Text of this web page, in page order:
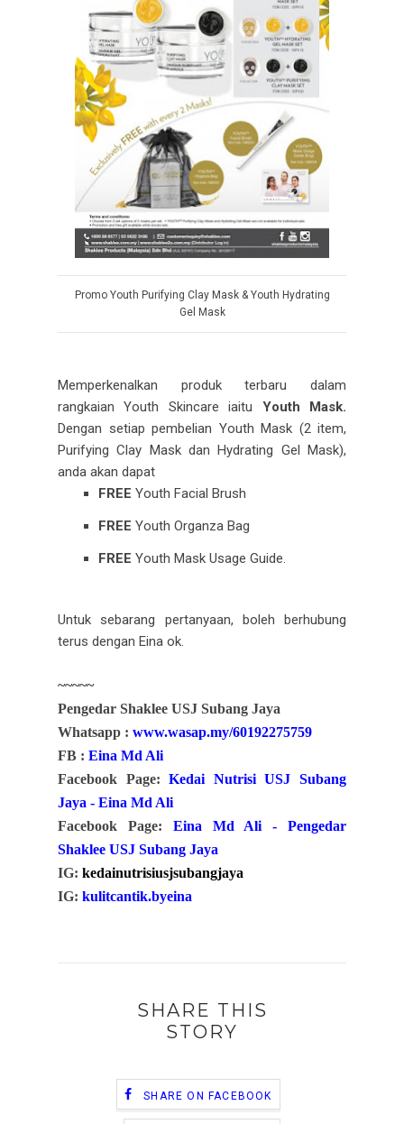
Promo Youth Purifying Clay Mask & Youth Hydrating
Gel Mask
Memperkenalkan produk terbaru dalam
rangkaian Youth Skincare iaitu Youth Mask.
Dengan setiap pembelian Youth Mask (2 item,
Purifying Clay Mask dan Hydrating Gel Mask),
anda akan dapat
FREE Youth Facial Brush
FREE Youth Organza Bag
FREE Youth Mask Usage Guide.
Untuk sebarang pertanyaan, boleh berhubung
terus dengan Eina ok.
~~~~~
Pengedar Shaklee USJ Subang Jaya
Whatsapp : www.wasap.my/60192275759
FB : Eina Md Ali
Facebook Page:Kedai Nutrisi USJ Subang
Jaya - Eina Md Ali
Facebook Page: Eina Md Ali - Pengedar
Shaklee USJ Subang Jaya
IG: kedainutrisiusjsubangjaya
IG: kulitcantik.byeina
SHARE THIS
STORY
SHARE ON FACEBOOK